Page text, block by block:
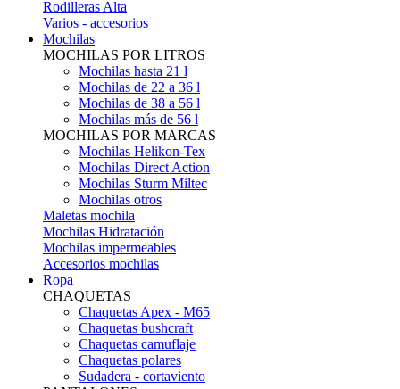
Rodilleras Alta
Varios - accesorios
Mochilas
MOCHILAS POR LITROS
Mochilas hasta 21 l
Mochilas de 22 a 36 l
Mochilas de 38 a 56 l
Mochilas más de 56 l
MOCHILAS POR MARCAS
Mochilas Helikon-Tex
Mochilas Direct Action
Mochilas Sturm Miltec
Mochilas otros
Maletas mochila
Mochilas Hidratación
Mochilas impermeables
Accesorios mochilas
Ropa
CHAQUETAS
Chaquetas Apex - M65
Chaquetas bushcraft
Chaquetas camuflaje
Chaquetas polares
Sudadera - cortaviento